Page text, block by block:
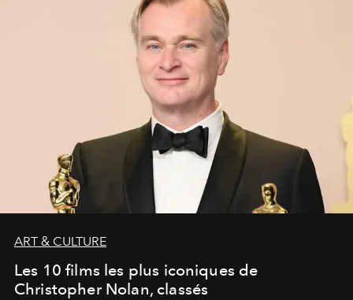
ART & CULTURE
Les 10 films les plus iconiques de
Christopher Nolan, classés